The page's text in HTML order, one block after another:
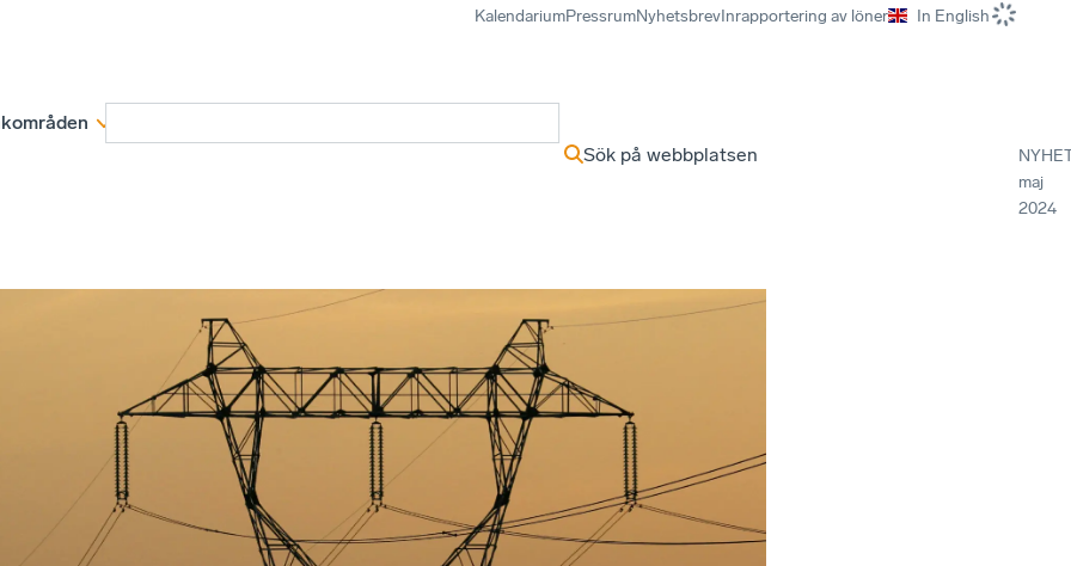
KalendariumPressrumNyhetsbrevInrapportering av löner In English
Sök på webbplatsen
maj
2024